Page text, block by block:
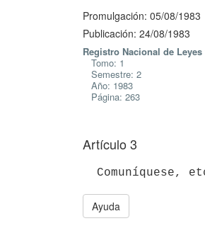
Promulgación: 05/08/1983
Publicación: 24/08/1983
Registro Nacional de Leyes
Tomo: 1
Semestre: 2
Año: 1983
Página: 263
Artículo 3
Ayuda